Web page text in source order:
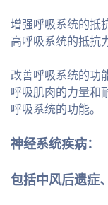
增强呼吸系统的抵
高呼吸系统的抵抗
改善呼吸系统的功
呼吸肌肉的力量和
呼吸系统的功能。
神经系统疾病：
包括中风后遗症